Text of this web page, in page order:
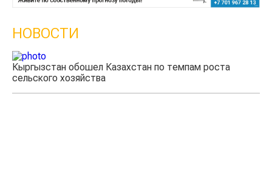
НОВОСТИ
Кыргызстан обошел Казахстан по темпам роста
сельского хозяйства